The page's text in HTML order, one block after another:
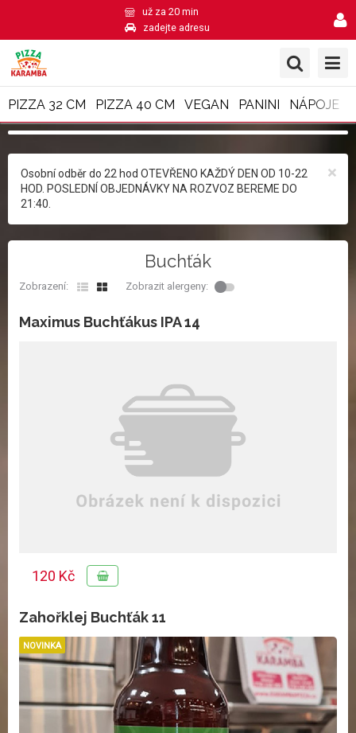
už za 20 min
zadejte adresu
PIZZA 32 CM PIZZA 40 CM VEGAN PANINI NÁPOJE
×
Osobní odběr do 22 hod OTEVŘENO KAŽDÝ DEN OD 10-22
HOD. POSLEDNÍ OBJEDNÁVKY NA ROZVOZ BEREME DO
21:40.
Buchťák
Zobrazení: Zobrazit alergeny:
Maximus Buchťákus IPA 14
120 Kč
Zahořklej Buchťák 11
NOVINKA